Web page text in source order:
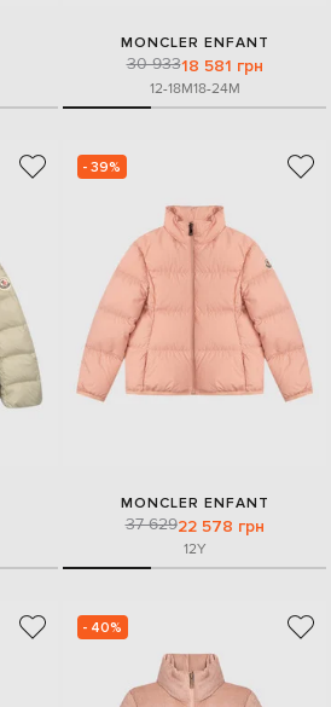
MONCLER ENFANT
30 93318 581 грн
12-18M18-24M
- 39%
MONCLER ENFANT
37 62922 578 грн
12Y
- 40%